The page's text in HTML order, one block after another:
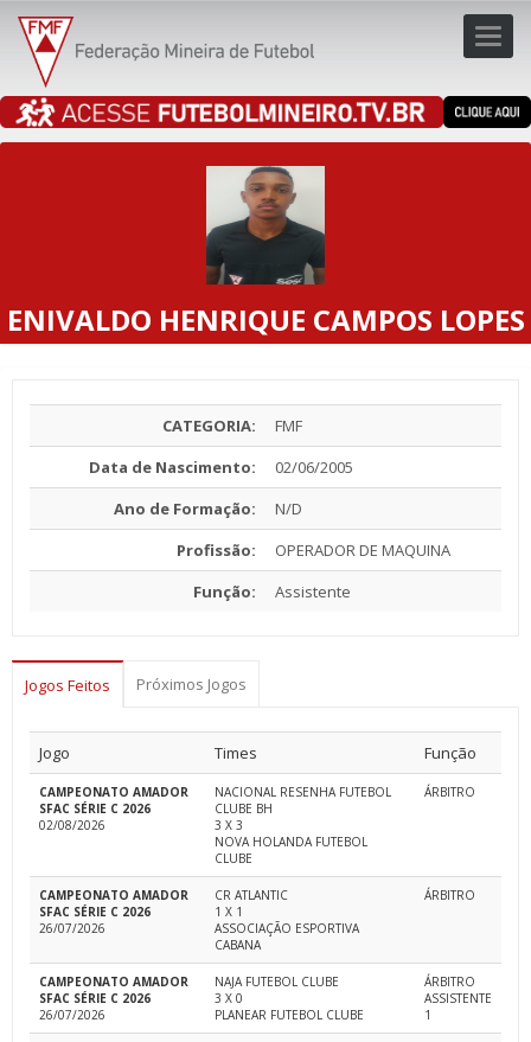
ENIVALDO HENRIQUE CAMPOS LOPES
CATEGORIA:
FMF
Data de Nascimento:
02/06/2005
Ano de Formação:
N/D
Profissão:
OPERADOR DE MAQUINA
Função:
Assistente
Jogos Feitos Próximos Jogos
Jogo Times Função
CAMPEONATO AMADOR
SFAC SÉRIE C 2026
02/08/2026
NACIONAL RESENHA FUTEBOL
CLUBE BH
3 X 3
NOVA HOLANDA FUTEBOL
CLUBE
ÁRBITRO
CAMPEONATO AMADOR
SFAC SÉRIE C 2026
26/07/2026
CR ATLANTIC
1 X 1
ASSOCIAÇÃO ESPORTIVA
CABANA
ÁRBITRO
CAMPEONATO AMADOR
SFAC SÉRIE C 2026
26/07/2026
NAJA FUTEBOL CLUBE
3 X 0
PLANEAR FUTEBOL CLUBE
ÁRBITRO
ASSISTENTE
1